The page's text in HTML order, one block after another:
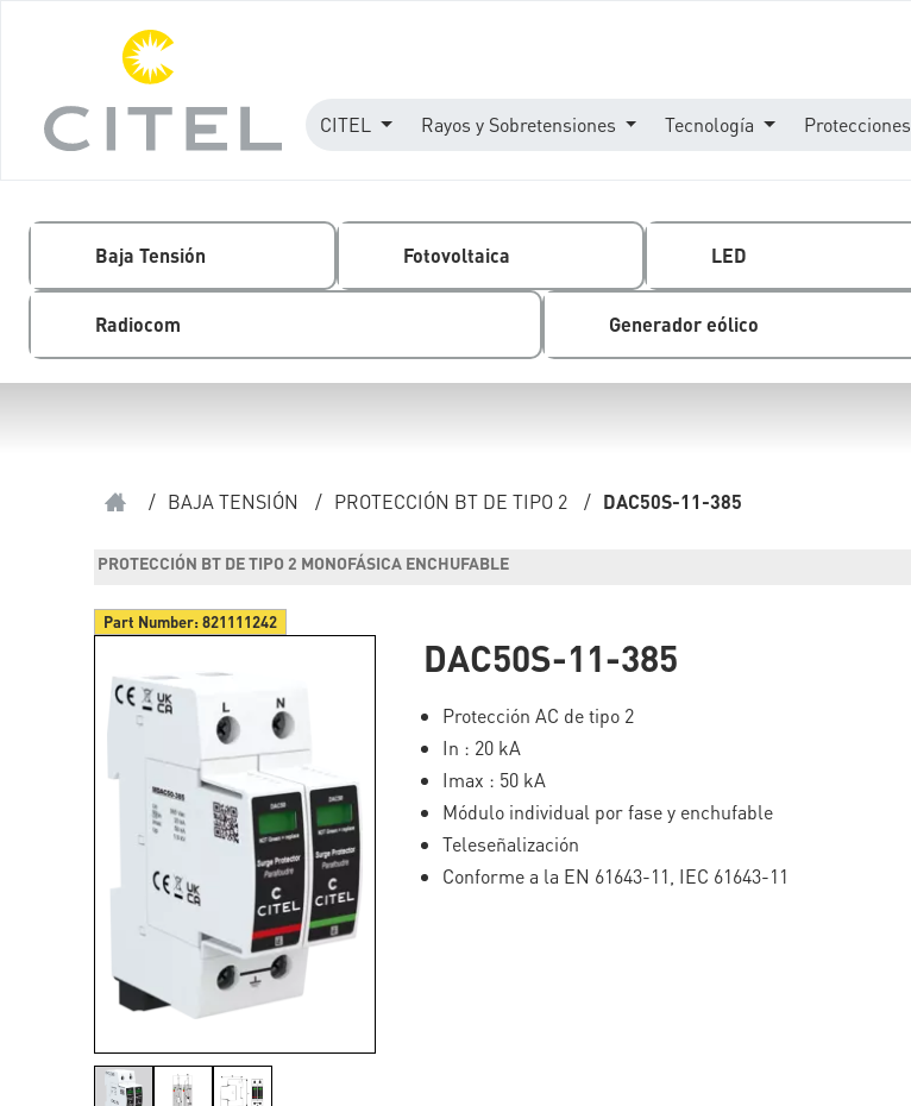
CITEL Rayos y Sobretensiones Tecnología Protecciones
Baja Tensión Fotovoltaica LED
Radiocom Generador eólico
/ BAJA TENSIÓN / PROTECCIÓN BT DE TIPO 2 / DAC50S-11-385
PROTECCIÓN BT DE TIPO 2 MONOFÁSICA ENCHUFABLE
Part Number:821111242
DAC50S-11-385
Protección AC de tipo 2
In : 20 kA
Imax : 50 kA
Módulo individual por fase y enchufable
Teleseñalización
Conforme a la EN 61643-11, IEC 61643-11